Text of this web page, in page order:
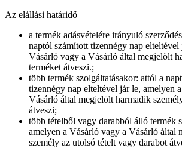
Az elállási határidő
a termék adásvételére irányuló
naptól számított tizennégy nap elteltével
Vásárló vagy a Vásárló által megjelölt
terméket átveszi.;
több termék szolgáltatásakor: attól a
tizennégy nap elteltével jár le, amelyen
Vásárló által megjelölt harmadik
átveszi;
több tételből vagy darabból álló termék
amelyen a Vásárló vagy a Vásárló által
személy az utolsó tételt vagy darabot